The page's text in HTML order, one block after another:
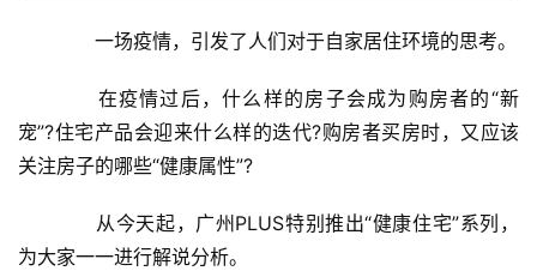
一场疫情，引发了人们对于自家居住环境的思考。
在疫情过后，什么样的房子会成为购房者的“新
宠”?住宅产品会迎来什么样的迭代?购房者买房时，又应该
关注房子的哪些“健康属性”?
从今天起，广州PLUS特别推出“健康住宅”系列，
为大家一一进行解说分析。